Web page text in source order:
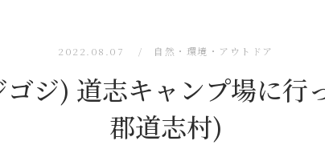
2022.08.07 自然・環境・アウトドア
ジ) 道志キャンプ場に行
郡道志村)